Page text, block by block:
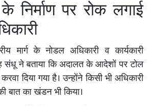
निर्माण पर रोक लगाई
मार्ग के नोडल अधिकारी व कार्यकारी
संधू ने बताया कि अदालत के आदेशों पर टोल
दिया गया है। उन्होंने किसी भी अधिकारी
बात का खंडन भी किया।